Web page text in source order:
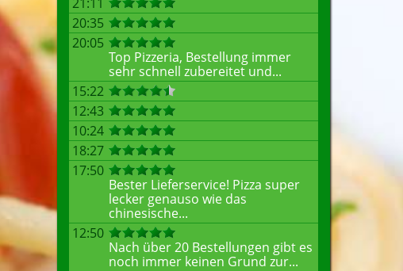
20:35
20:05
Top Pizzeria, Bestellung immer
sehr schnell zubereitet und...
15:22
12:43
10:24
18:27
17:50
Bester Lieferservice! Pizza super
lecker genauso wie das
chinesische...
12:50
Nach über 20 Bestellungen gibt es
noch immer keinen Grund zur...